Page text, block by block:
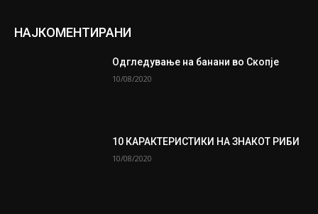
НАЈКОМЕНТИРАНИ
Одгледување на банани во Скопје
10/08/2020
10 КАРАКТЕРИСТИКИ НА ЗНАКОТ РИБИ
10/08/2020